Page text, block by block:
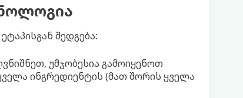
შედგება:
უმჯობესია გამოიყენოთ
ინგრედიენტის (მათ შორის ყველა